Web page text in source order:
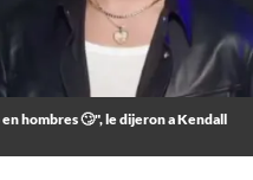
hombres 🙄", le dijeron a Kendall